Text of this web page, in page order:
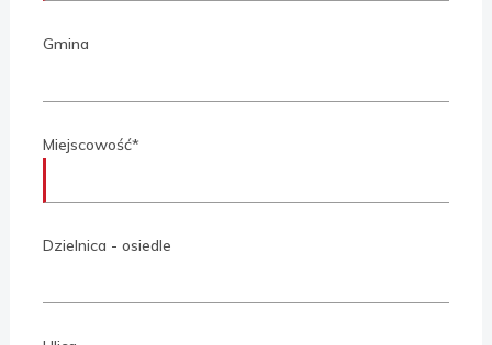
Gmina
Miejscowość*
Dzielnica - osiedle